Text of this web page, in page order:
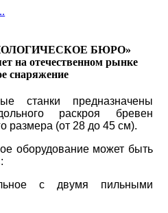
БЮРО»
на отечественном рынке
снаряжение
станки предназначены
раскроя бревен
размера (от 28 до 45 см).
оборудование может быть
с двумя пильными